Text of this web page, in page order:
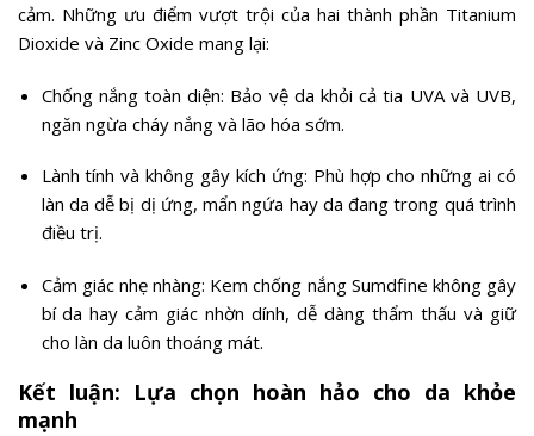
cảm. Những ưu điểm vượt trội của hai thành phần Titanium
Dioxide và Zinc Oxide mang lại:
Chống nắng toàn diện: Bảo vệ da khỏi cả tia UVA và UVB,
ngăn ngừa cháy nắng và lão hóa sớm.
Lành tính và không gây kích ứng: Phù hợp cho những ai có
làn da dễ bị dị ứng, mẩn ngứa hay da đang trong quá trình
điều trị.
Cảm giác nhẹ nhàng: Kem chống nắng Sumdfine không gây
bí da hay cảm giác nhờn dính, dễ dàng thẩm thấu và giữ
cho làn da luôn thoáng mát.
Kết luận: Lựa chọn hoàn hảo cho da khỏe
mạnh